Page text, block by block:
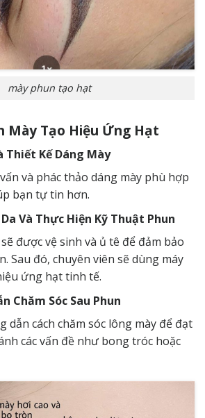
mày phun tạo hạt
Mày Tạo Hiệu Ứng Hạt
Thiết Kế Dáng Mày
và phác thảo dáng mày phù hợp
bạn tự tin hơn.
Và Thực Hiện Kỹ Thuật Phun
được vệ sinh và ủ tê để đảm bảo
Sau đó, chuyên viên sẽ dùng máy
ứng hạt tinh tế.
Chăm Sóc Sau Phun
dẫn cách chăm sóc lông mày để đạt
các vấn đề như bong tróc hoặc